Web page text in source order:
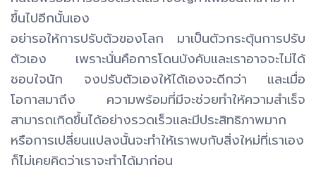
ขึ้นไปอีกนั้นเอง
อย่ารอให้การปรับตัวของโลก มาเป็นตัวกระตุ้นการปรับ
ตัวเอง เพราะนั่นคือการโดนบังคับและเราอาจจะไม่ได้
ชอบใจนัก จงปรับตัวเองให้ได้เองจะดีกว่า และเมื่อ
โอกาสมาถึง ความพร้อมที่มีจะช่วยทำให้ความสำเร็จ
สามารถเกิดขึ้นได้อย่างรวดเร็วและมีประสิทธิภาพมาก
หรือการเปลี่ยนแปลงนั้นจะทำให้เราพบกับสิ่งใหม่ที่เราเอง
ก็ไม่เคยคิดว่าเราจะทำได้มาก่อน